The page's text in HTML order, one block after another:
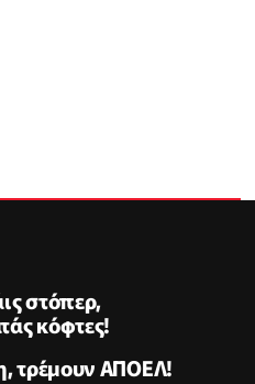
στόπερ,
κόφτες!
τρέμουν ΑΠΟΕΛ!